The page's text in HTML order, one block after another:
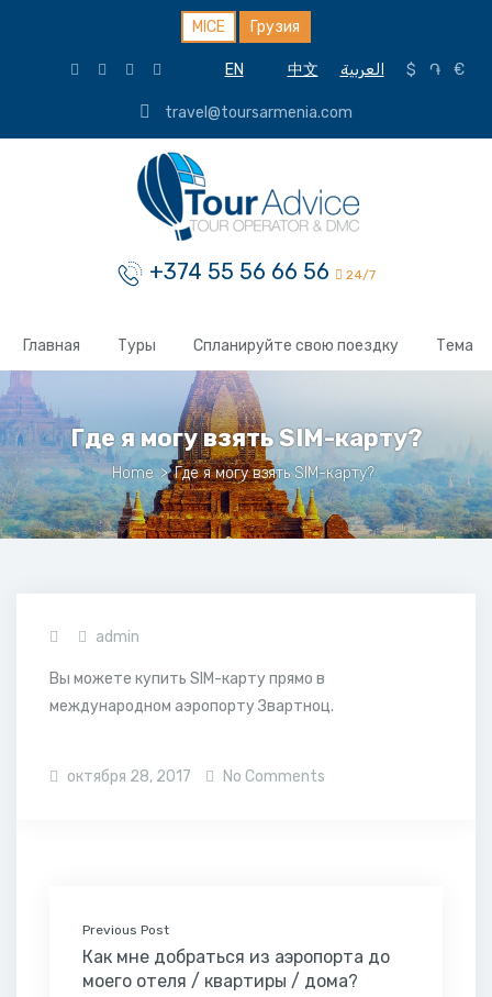
MICE Грузия
EN 中文 العربية $ ֏ €
travel@toursarmenia.com
+374 55 56 66 56 24/7
Главная Туры Спланируйте свою поездку Тема
Где я могу взять SIM-карту?
Home > Где я могу взять SIM-карту?
admin
Вы можете купить SIM-карту прямо в
международном аэропорту Звартноц.
октября 28, 2017 No Comments
Previous Post
Как мне добраться из аэропорта до
моего отеля / квартиры / дома?